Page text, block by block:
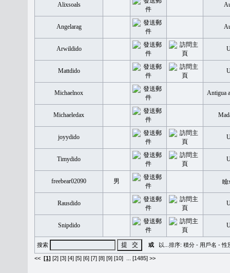
Alixsoals
Angelarag
Arwildido
Mattdido
Michaelnox Antigua
Michaeledax
joyydido
Timydido
freebear02090 男
Rausdido
Snipdido
搜索 或 以...排序: 積分 - 用戶名 -性
<< [1] [2] [3] [4] [5] [6] [7] [8] [9] [10] [1485] >>